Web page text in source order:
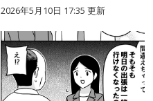
2026年5月10日 17:35 更新